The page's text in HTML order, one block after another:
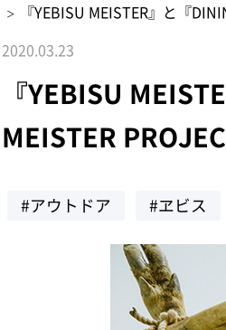
『YEBISU MEISTER』と『
2020.03.23
『YEBISU
MEISTER
#アウトドア #ヱビス